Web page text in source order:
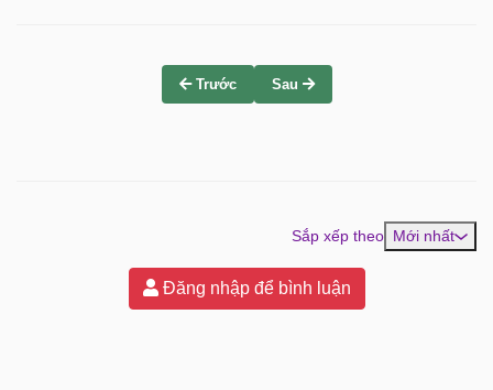
Trước Sau
Sắp xếp theo Mới nhất
Đăng nhập để bình luận